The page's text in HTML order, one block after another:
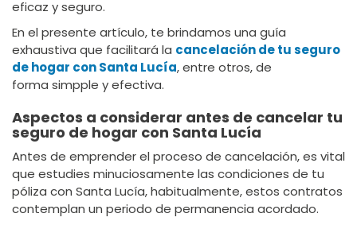
eficaz y seguro.
En el presente artículo, te brindamos una guía
exhaustiva que facilitará la cancelación de tu seguro
de hogar con Santa Lucía, entre otros, de
forma simpple y efectiva.
Aspectos a considerar antes de cancelar tu
seguro de hogar con Santa Lucía
Antes de emprender el proceso de cancelación, es vital
que estudies minuciosamente las condiciones de tu
póliza con Santa Lucía, habitualmente, estos contratos
contemplan un periodo de permanencia acordado.